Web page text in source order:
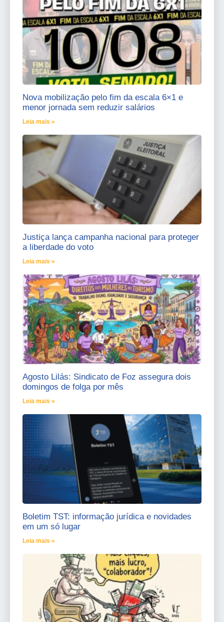
Nova mobilização pelo fim da escala 6×1 e
menor jornada sem reduzir salários
Leia mais »
Justiça lança campanha nacional para proteger
a liberdade do voto
Leia mais »
Agosto Lilás: Sindicato de Foz assegura dois
domingos de folga por mês
Leia mais »
Boletim TST: informação jurídica e novidades
em um só lugar
Leia mais »